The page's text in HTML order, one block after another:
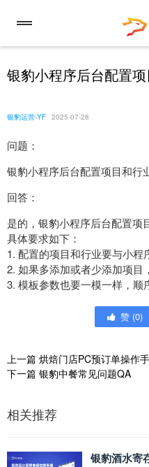
银豹小程序后台配置
银豹运营-YF 2025-07-28
问题：
银豹小程序后台配置项目和行
回答：
是的，银豹小程序后台配置项
具体要求如下：
1. 配置的项目和行业要与小程
2. 如果多添加或者少添加项目
3. 模板参数也要一模一样，顺
赞 (0)
上一篇 烘焙门店PC预订单操作
下一篇 银豹中餐常见问题QA
相关推荐
银豹酒水寄